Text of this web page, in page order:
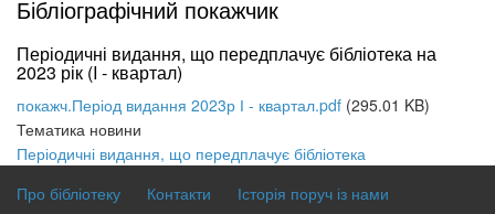
Бібліографічний покажчик
Періодичні видання, що передплачує бібліотека на
2023 рік (I - квартал)
покажч.Період видання 2023р І - квартал.pdf (295.01 KB)
Тематика новини
Періодичні видання, що передплачує бібліотека
Про бібліотеку
Контакти Історія поруч із нами